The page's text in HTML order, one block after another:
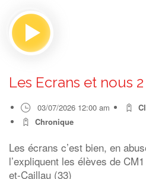
Les Ecrans et nous 2
03/07/2026 12:00 am
Chronique
Les écrans c’est bien, en
l’expliquent les élèves de
et-Caillau (33)